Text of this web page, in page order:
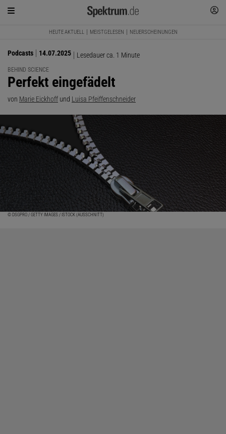
HEUTE AKTUELL MEISTGELESEN NEUERSCHEINUNGEN
Podcasts 14.07.2025 Lesedauer ca. 1 Minute
BEHIND SCIENCE
:
Perfekt eingefädelt
von Marie Eickhoff und Luisa Pfeiffenschneider
© DSGPRO / GETTY IMAGES / ISTOCK (AUSSCHNITT)